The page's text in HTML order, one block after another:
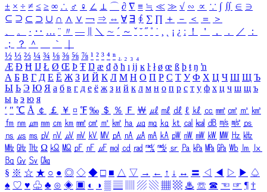
± × ÷ ≠ ≤ ≥ ∞ ∴ ♂ ♀ ∠ ⊥ ⌒ ∂ ∇ ≡ ≒ ≪ ≫ √ ∽ ∝ ∵ ∫ ∬ ∈ ∋
⊆ ⊇ ⊂ ⊃ ∪ ∩ ∧ ∨ ￢ ⇒ ⇔ ∀ ∃ ∮ ∑ ∏ ＋ － ＜ ＝
＞
、
。 · ‥ … ¨ 〃 ― ＼ ∼ ´ ～ ˇ ˘ ˝ ˚ ˙ ¸ ¡ ¿ ː ！ ＇ ， ． ／
：
；
？ ＾ ｀
½ ⅓ ⅔ ¼ ¾ ⅛ ⅜ ⅝ ⅞ ¹ ² ³ ⁴ ⁿ ₁ ₂ ₃ ₄
Æ Ð Ħ Ĳ Ł Ø Œ Þ Ŧ Ŋ æ đ ð ħ ı ĳ ĸ ŀ ł ø œ ß þ ŧ ŋ ŉ
А Б В Г Д Е Ё Ж З И Й К Л М Н О П Р С Т У Ф Х Ц Ч Ш Щ Ъ
Ы Ь Э Ю Я а б в г д е ё ж з и й к л м н о п р с т у ф х ц ч ш щ ъ
ы ь э ю я
′ ″ ℃ Å ￠ ￡ ￥ ¤ ℉ ‰ ＄ ％ Ｆ ￦ ㎕ ㎖ ㎗ ℓ ㎘ ㏄ ㎣ ㎤ ㎥ ㎦
㎙ ㎚ ㎛ ㎜ ㎝ ㎞ ㎟ ㎠ ㎡ ㎢ ㏊ ㎍ ㎎ ㎏ ㏏ ㎈ ㎉ ㏈ ㎧ ㎨ ㎰
㎱ ㎲ ㎳ ㎴ ㎵ ㎶ ㎷ ㎸ ㎹ ㎀ ㎁ ㎂ ㎃ ㎄ ㎺ ㎻ ㎽ ㎾ ㎿ ㎐ ㎑
㎒ ㎓ ㎔ Ω ㏀ ㏁ ㎊ ㎋ ㎌ ㏖ ㏅ ㎭ ㎮ ㎯ ㏛ ㎩ ㎪ ㎫ ㎬ ㏝ ㏐
㏓
㏃ ㏉ ㏜ ㏆
§ ※ ☆ ★ ○ ● ◎ ◇ ◆ □ ■ △ ▽ → ← ↑ ↓ ↔ 〓 ◁ ◀ ▷ ▶ ♤
♠ ♡ ♥ ♧ ♣ ⊙ ◈ ▣ ◐ ◑ ▒ ▤ ▨ ▧ ▦ ▩ ♨ ☏ ☎ ☜ ☞ ¶ †